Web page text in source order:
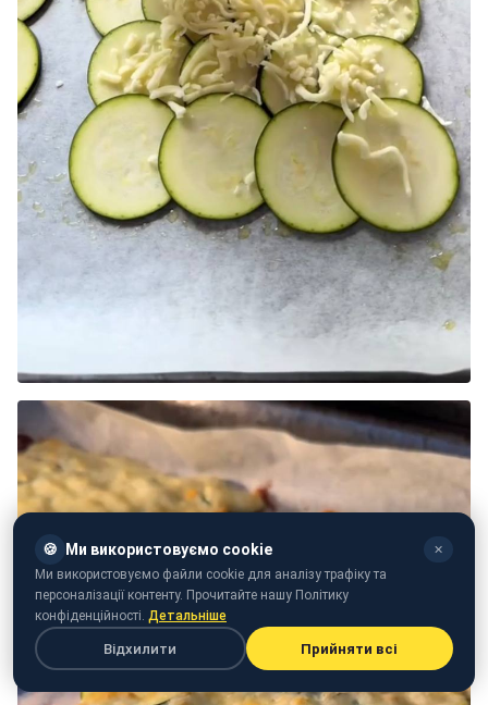
🍪 Ми використовуємо cookie ✕
Ми використовуємо файли cookie для аналізу трафіку та
персоналізації контенту. Прочитайте нашу Політику
конфіденційності. Детальніше
Відхилити Прийняти всі